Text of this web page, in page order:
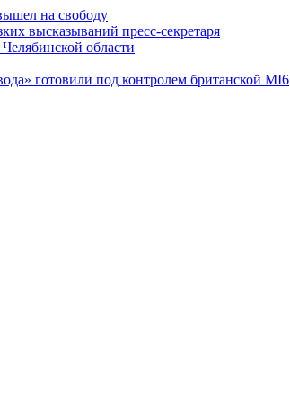
на свободу
высказываний пресс-секретаря
области
готовили под контролем британской MI6